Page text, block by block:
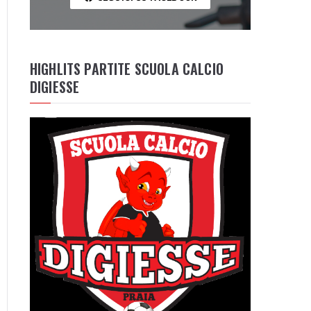
HIGHLITS PARTITE SCUOLA CALCIO
DIGIESSE